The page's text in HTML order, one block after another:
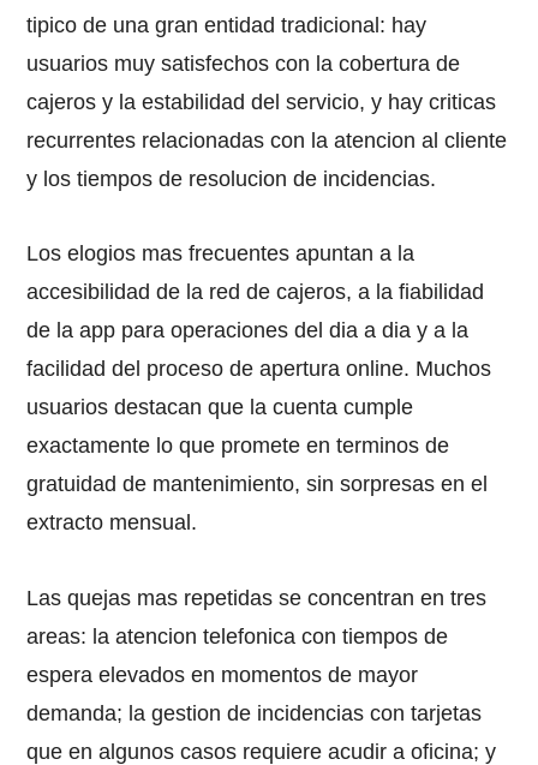
tipico de una gran entidad tradicional: hay
usuarios muy satisfechos con la cobertura de
cajeros y la estabilidad del servicio, y hay criticas
recurrentes relacionadas con la atencion al cliente
y los tiempos de resolucion de incidencias.
Los elogios mas frecuentes apuntan a la
accesibilidad de la red de cajeros, a la fiabilidad
de la app para operaciones del dia a dia y a la
facilidad del proceso de apertura online. Muchos
usuarios destacan que la cuenta cumple
exactamente lo que promete en terminos de
gratuidad de mantenimiento, sin sorpresas en el
extracto mensual.
Las quejas mas repetidas se concentran en tres
areas: la atencion telefonica con tiempos de
espera elevados en momentos de mayor
demanda; la gestion de incidencias con tarjetas
que en algunos casos requiere acudir a oficina; y